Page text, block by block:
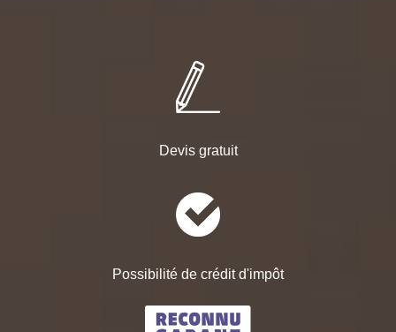
Devis gratuit
Possibilité de crédit d'impôt